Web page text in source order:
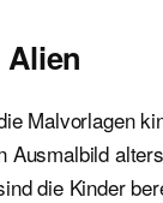
Malvorlagen
Ausmalbild
die Kinder